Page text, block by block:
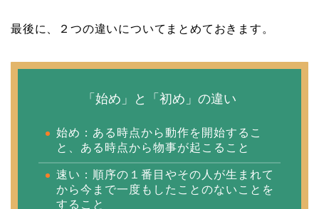
最後に、２つの違いについてまとめておきます。
「始め」と「初め」の違い
始め：ある時点から動作を開始するこ
と、ある時点から物事が起こること
速い：順序の１番目やその人が生まれて
から今まで一度もしたことのないことを
すること